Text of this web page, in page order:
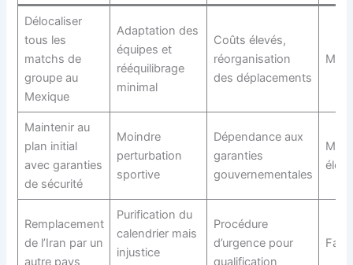
Délocaliser
tous les
matchs de
groupe au
Mexique
Adaptation des
équipes et
rééquilibrage
minimal
Coûts élevés,
réorganisation
des déplacements
Maintenir au
plan initial
avec garanties
de sécurité
Moindre
perturbation
sportive
Dépendance aux
garanties
gouvernementales
Remplacement
de l’Iran par un
autre pays
Purification du
calendrier mais
injustice
Procédure
d’urgence pour
qualification